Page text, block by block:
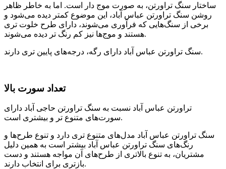
ساختار سنگ‌ تراورتن، به صورت موج دار است. اما به خاطر ظاهر
روشن سنگ تراورتن عباس آباد، این موضوع کمتر دیده می‌شود و
برخی از سنگ‌هایی که فرآوری می‌شوند، دارای طرح خلوت تری
هستند و موج‌ها نیز کم رنگ تر دیده می‌شوند.
سنگ تراورتن عباس آباد دارای رگه، درجه‌های پایین تری دارند.
تعداد سورت بالا
تراورتن عباس آباد نسبت به سنگ تراورتن حاجی آباد دارای
سورت‌های متنوع تر و بیشتری است.
سنگ تراورتن عباس آباد مدل‌های متنوع تری دارد و تنوع طرح‌ها و
رنگ‌های سنگ تراورتن عباس آباد بیشتر است به همین دلیل
مشتریان، به تنوع بالاتری از طرح‌های آن مواجه هستند و دست
بازتری برای انتخاب دارند.